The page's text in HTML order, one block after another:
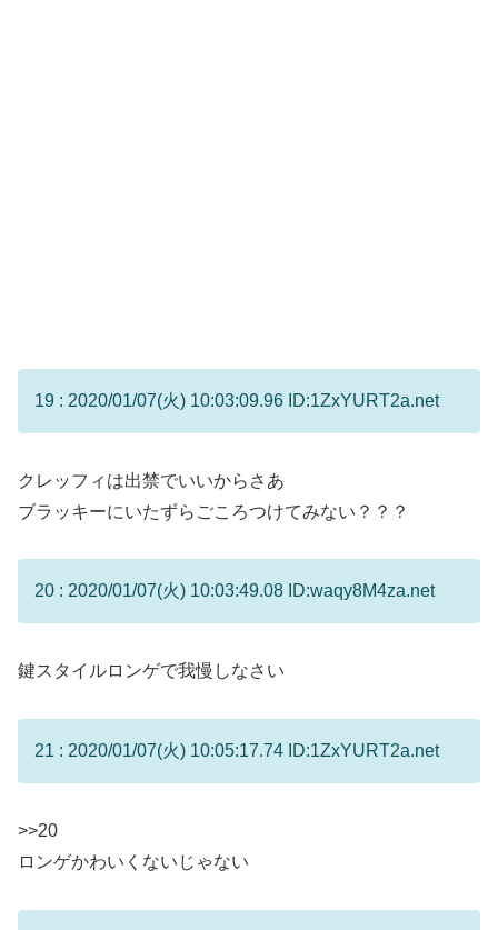
19 : 2020/01/07(火) 10:03:09.96 ID:1ZxYURT2a.net
クレッフィは出禁でいいからさあ
ブラッキーにいたずらごころつけてみない？？？
20 : 2020/01/07(火) 10:03:49.08 ID:waqy8M4za.net
鍵スタイルロンゲで我慢しなさい
21 : 2020/01/07(火) 10:05:17.74 ID:1ZxYURT2a.net
>>20
ロンゲかわいくないじゃない